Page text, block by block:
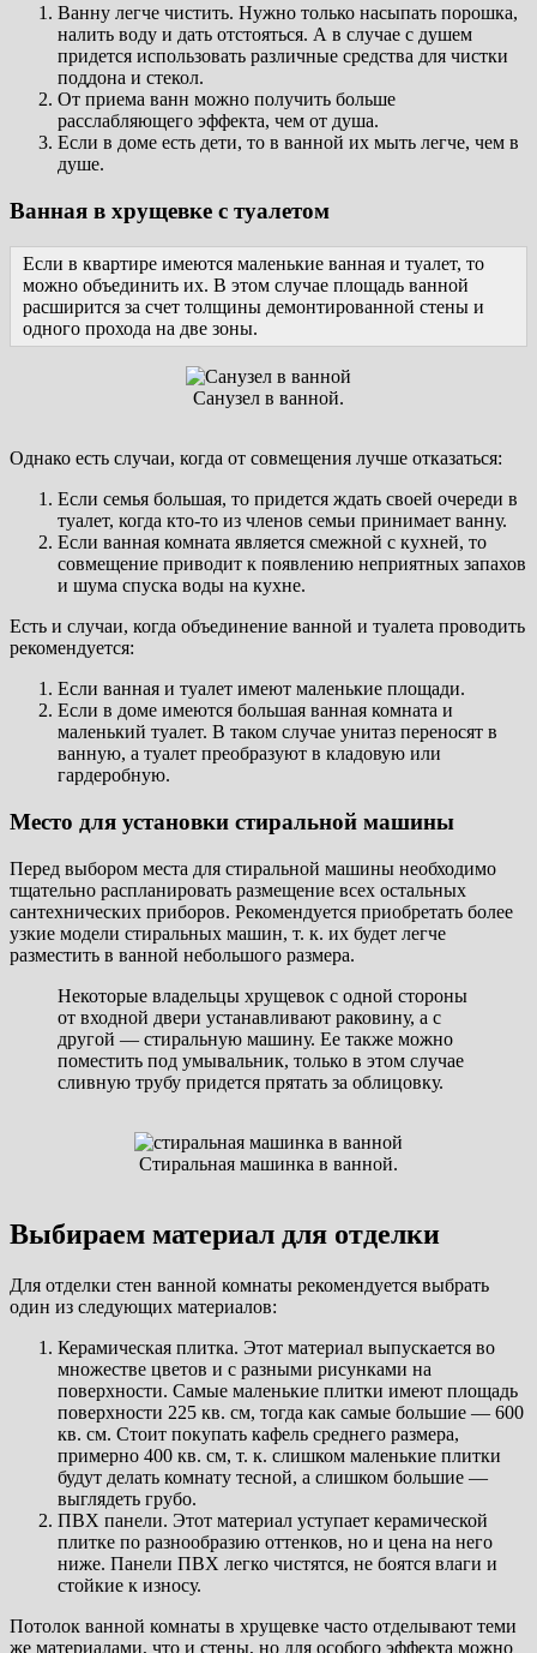
Ванну легче чистить. Нужно только насыпать порошка,
налить воду и дать отстояться. А в случае с душем
придется использовать различные средства для чистки
поддона и стекол.
От приема ванн можно получить больше
расслабляющего эффекта, чем от душа.
Если в доме есть дети, то в ванной их мыть легче, чем в
душе.
Ванная в хрущевке с туалетом
Если в квартире имеются маленькие ванная и туалет, то
можно объединить их. В этом случае площадь ванной
расширится за счет толщины демонтированной стены и
одного прохода на две зоны.
Санузел в ванной.
Однако есть случаи, когда от совмещения лучше отказаться:
Если семья большая, то придется ждать своей очереди в
туалет, когда кто-то из членов семьи принимает ванну.
Если ванная комната является смежной с кухней, то
совмещение приводит к появлению неприятных запахов
и шума спуска воды на кухне.
Есть и случаи, когда объединение ванной и туалета проводить
рекомендуется:
Если ванная и туалет имеют маленькие площади.
Если в доме имеются большая ванная комната и
маленький туалет. В таком случае унитаз переносят в
ванную, а туалет преобразуют в кладовую или
гардеробную.
Место для установки стиральной машины
Перед выбором места для стиральной машины необходимо
тщательно распланировать размещение всех остальных
сантехнических приборов. Рекомендуется приобретать более
узкие модели стиральных машин, т. к. их будет легче
разместить в ванной небольшого размера.
Некоторые владельцы хрущевок с одной стороны
от входной двери устанавливают раковину, а с
другой — стиральную машину. Ее также можно
поместить под умывальник, только в этом случае
сливную трубу придется прятать за облицовку.
Стиральная машинка в ванной.
Выбираем материал для отделки
Для отделки стен ванной комнаты рекомендуется выбрать
один из следующих материалов:
Керамическая плитка. Этот материал выпускается во
множестве цветов и с разными рисунками на
поверхности. Самые маленькие плитки имеют площадь
поверхности 225 кв. см, тогда как самые большие — 600
кв. см. Стоит покупать кафель среднего размера,
примерно 400 кв. см, т. к. слишком маленькие плитки
будут делать комнату тесной, а слишком большие —
выглядеть грубо.
ПВХ панели. Этот материал уступает керамической
плитке по разнообразию оттенков, но и цена на него
ниже. Панели ПВХ легко чистятся, не боятся влаги и
стойкие к износу.
Потолок ванной комнаты в хрущевке часто отделывают теми
же материалами, что и стены, но для особого эффекта можно